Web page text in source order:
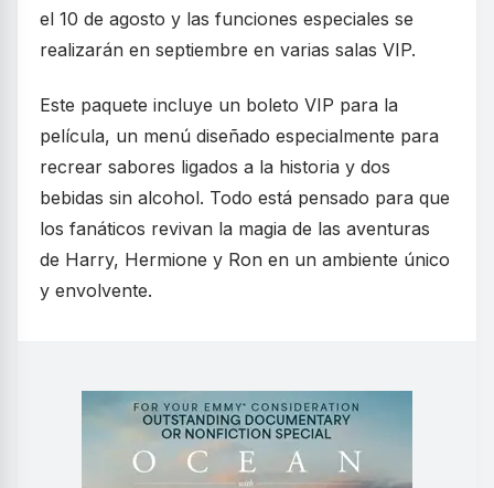
el 10 de agosto y las funciones especiales se
realizarán en septiembre en varias salas VIP.
Este paquete incluye un boleto VIP para la
película, un menú diseñado especialmente para
recrear sabores ligados a la historia y dos
bebidas sin alcohol. Todo está pensado para que
los fanáticos revivan la magia de las aventuras
de Harry, Hermione y Ron en un ambiente único
y envolvente.